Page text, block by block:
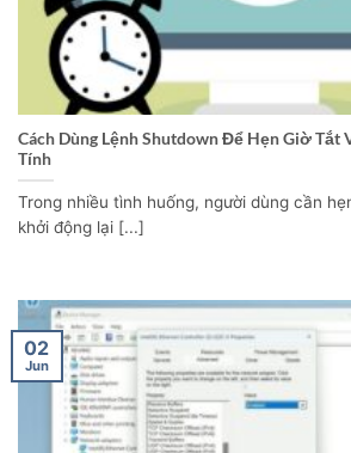
Cách Dùng Lệnh Shutdown Để Hẹn Giờ Tắt
Tính
Trong nhiều tình huống, người dùng cần
khởi động lại [...]
02
Jun